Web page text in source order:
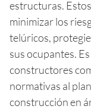
estructuras.
minimizar los
telúricos,
sus ocupantes.
constructores
normativas al
construcción en